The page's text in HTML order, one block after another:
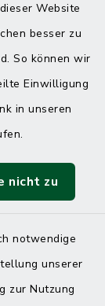
Website
besser zu
So können wir
Einwilligung
in unseren
nicht zu
notwendige
unserer
zur Nutzung